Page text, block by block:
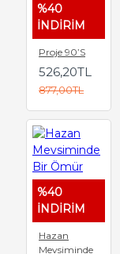
%40
İNDİRİM
Proje 90’S
526,20TL
877,00TL
%40
İNDİRİM
Hazan
Mevsiminde